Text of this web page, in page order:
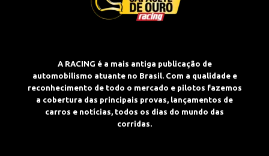
A RACING é a mais antiga publicação de
automobilismo atuante no Brasil. Com a qualidade e
reconhecimento de todo o mercado e pilotos fazemos
a cobertura das principais provas, lançamentos de
carros e notícias, todos os dias do mundo das
corridas.